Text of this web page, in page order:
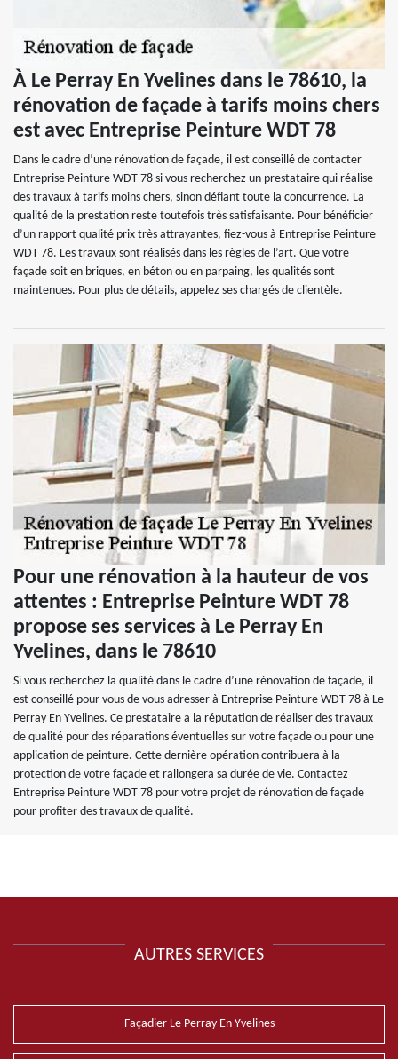
À Le Perray En Yvelines dans le 78610, la
rénovation de façade à tarifs moins chers
est avec Entreprise Peinture WDT 78
Dans le cadre d’une rénovation de façade, il est conseillé de contacter
Entreprise Peinture WDT 78 si vous recherchez un prestataire qui réalise
des travaux à tarifs moins chers, sinon défiant toute la concurrence. La
qualité de la prestation reste toutefois très satisfaisante. Pour bénéficier
d’un rapport qualité prix très attrayantes, fiez-vous à Entreprise Peinture
WDT 78. Les travaux sont réalisés dans les règles de l’art. Que votre
façade soit en briques, en béton ou en parpaing, les qualités sont
maintenues. Pour plus de détails, appelez ses chargés de clientèle.
Pour une rénovation à la hauteur de vos
attentes : Entreprise Peinture WDT 78
propose ses services à Le Perray En
Yvelines, dans le 78610
Si vous recherchez la qualité dans le cadre d’une rénovation de façade, il
est conseillé pour vous de vous adresser à Entreprise Peinture WDT 78 à Le
Perray En Yvelines. Ce prestataire a la réputation de réaliser des travaux
de qualité pour des réparations éventuelles sur votre façade ou pour une
application de peinture. Cette dernière opération contribuera à la
protection de votre façade et rallongera sa durée de vie. Contactez
Entreprise Peinture WDT 78 pour votre projet de rénovation de façade
pour profiter des travaux de qualité.
AUTRES SERVICES
Façadier Le Perray En Yvelines